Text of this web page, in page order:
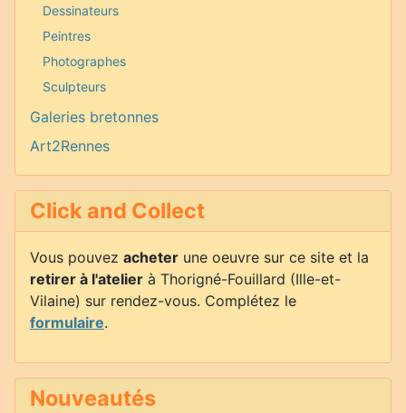
Dessinateurs
Peintres
Photographes
Sculpteurs
Galeries bretonnes
Art2Rennes
Click and Collect
Vous pouvez acheter une oeuvre sur ce site et la
retirer à l'atelier à Thorigné-Fouillard (Ille-et-
Vilaine) sur rendez-vous. Complétez le
formulaire.
Nouveautés